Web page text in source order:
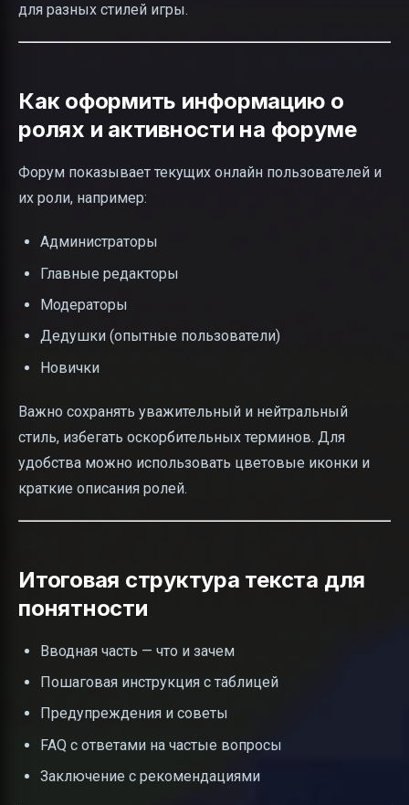
для разных стилей игры.
Как оформить информацию о
ролях и активности на форуме
Форум показывает текущих онлайн пользователей и
их роли, например:
Администраторы
Главные редакторы
Модераторы
Дедушки (опытные пользователи)
Новички
Важно сохранять уважительный и нейтральный
стиль, избегать оскорбительных терминов. Для
удобства можно использовать цветовые иконки и
краткие описания ролей.
Итоговая структура текста для
понятности
Вводная часть — что и зачем
Пошаговая инструкция с таблицей
Предупреждения и советы
FAQ с ответами на частые вопросы
Заключение с рекомендациями